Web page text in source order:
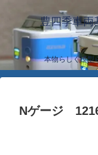
豊四季車両
本物らしく模
Nゲージ